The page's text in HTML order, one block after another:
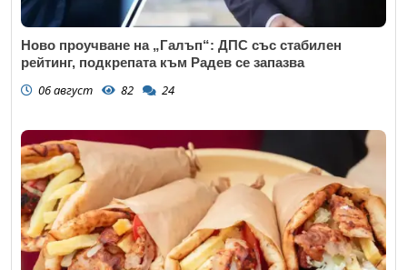
Ново проучване на „Галъп“: ДПС със стабилен
рейтинг, подкрепата към Радев се запазва
06 август 82 24